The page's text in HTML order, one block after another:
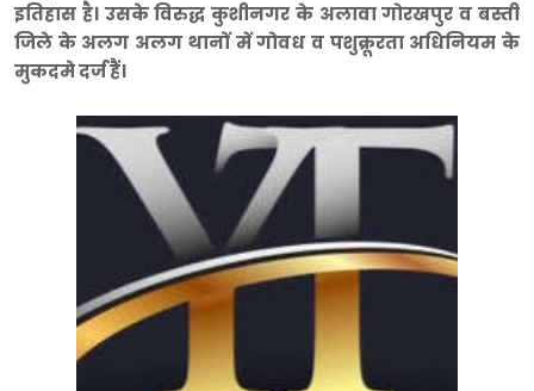
इतिहास है। उसके विरुद्ध कुशीनगर के अलावा गोरखपुर व बस्ती
जिले के अलग अलग थानों में गोवध व पशुक्रूरता अधिनियम के
मुकदमे दर्ज हैं।